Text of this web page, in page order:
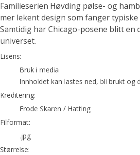
Familieserien Høvding pølse- og
mer lekent design som fanger
Samtidig har Chicago-posene blitt en
universet.
Frode Skaren / Hatting
Lisens:
Bruk i media
Innholdet kan lastes ned, bli brukt
Kreditering:
Frode Skaren / Hatting
Filformat:
.jpg
Størrelse: